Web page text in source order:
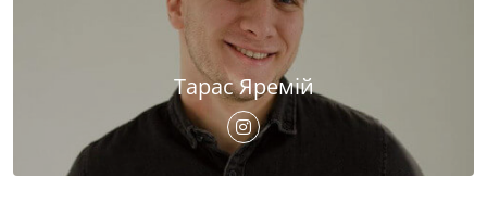
Тарас Яремій